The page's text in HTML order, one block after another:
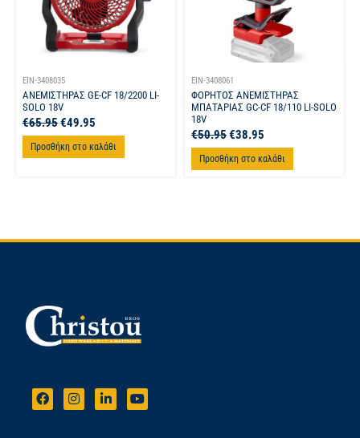
EIN-3408035
ΑΝΕΜΙΣΤΗΡΑΣ GE-CF 18/2200 LI-
SOLO 18V
€65.95€49.95
Προσθήκη στο καλάθι
EIN-3408061
ΦΟΡΗΤΟΣ ΑΝΕΜΙΣΤΗΡΑΣ
ΜΠΑΤΑΡΙΑΣ GC-CF 18/110 LI-SOLO
18V
€50.95€38.95
Προσθήκη στο καλάθι